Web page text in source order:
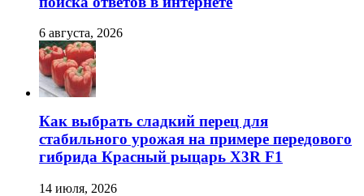
6 августа, 2026
Как выбрать сладкий перец для
стабильного урожая на примере передового
гибрида Красный рыцарь X3R F1
14 июля, 2026